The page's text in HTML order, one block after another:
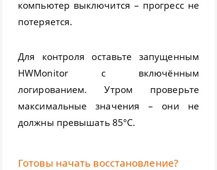
компьютер выключится – прогресс не
потеряется.
Для контроля оставьте запущенным
HWMonitor с включённым
логированием. Утром проверьте
максимальные значения – они не
должны превышать 85°C.
Готовы начать восстановление?